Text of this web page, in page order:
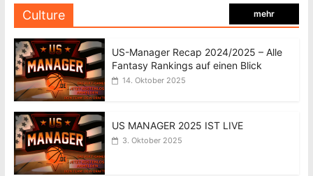
Culture mehr
US-Manager Recap 2024/2025 – Alle
Fantasy Rankings auf einen Blick
14. Oktober 2025
US MANAGER 2025 IST LIVE
3. Oktober 2025